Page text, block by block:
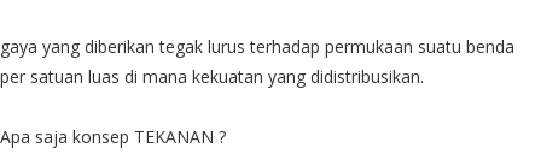
gaya yang diberikan tegak lurus terhadap permukaan suatu benda
per satuan luas di mana kekuatan yang didistribusikan.
Apa saja konsep TEKANAN ?